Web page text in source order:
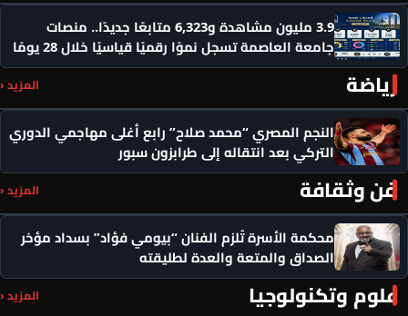
3.9 مليون مشاهدة و6,323 متابعًا جديدًا.. منصات
جامعة العاصمة تسجل نموًا رقميًا قياسيًا خلال 28 يومًا
رياضة المزيد ‹
النجم المصري “محمد صلاح” رابع أغلى مهاجمي الدوري
التركي بعد انتقاله إلى طرابزون سبور
فن وثقافة المزيد ‹
محكمة الأسرة تُلزم الفنان “بيومي فؤاد” بسداد مؤخر
الصداق والمتعة والعدة لطليقته
علوم وتكنولوجيا المزيد ‹